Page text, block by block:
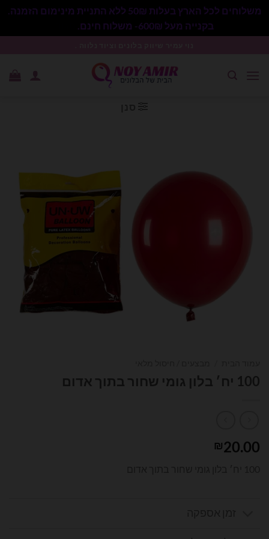
משלוחים לכל הארץ בעלות 50₪ ללא התניית מינימום הזמנה.
בקנייה מעל 600₪- משלוח חינם.
100 יח׳ בלון גומי שחור בתוך אדום
₪20.00